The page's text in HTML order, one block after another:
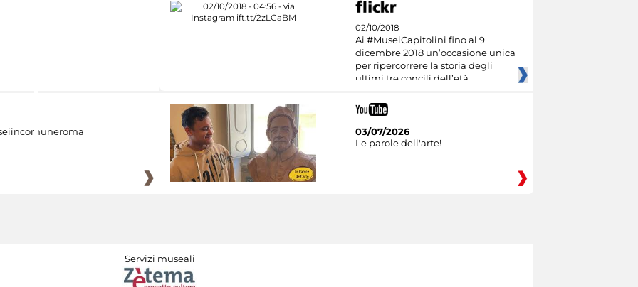
02/10/2018
Ai #MuseiCapitolini fino al 9
dicembre 2018 un’occasione unica
per ripercorrere la storia degli
ultimi tre concili dell’età
03/07/2026
Le parole dell'arte!
Servizi museali